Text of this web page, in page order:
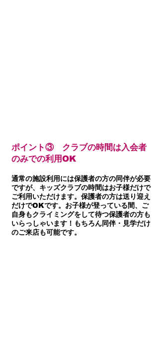
ポイント③ クラブの時間は入会者
のみでの利用OK
通常の施設利用には保護者の方の同伴が必要
ですが、キッズクラブの時間はお子様だけで
ご利用いただけます。保護者の方は送り迎え
だけでOKです。お子様が登っている間、ご
自身もクライミングをして待つ保護者の方も
いらっしゃいます！もちろん同伴・見学だけ
のご来店も可能です。